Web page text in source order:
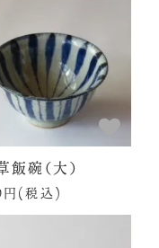
飯碗（大）
(税込)